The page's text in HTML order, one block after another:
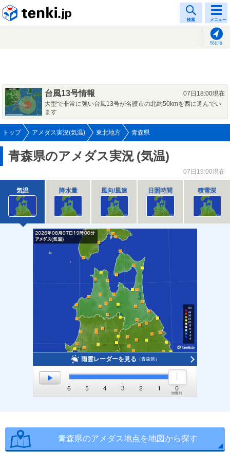
検索 メニュー
現在地
台風13号情報
07日18:00現在
大型で非常に強い台風13号が名護市の北約50kmを西に進んでい
ます
トップ アメダス実況(気温) 東北地方 青森県
青森県のアメダス実況 (気温)
07日19:00現在
気温 降水量 風向/風速 日照時間 積雪深
雨雲レーダーを見る （青森県）
青森県のアメダス地点を地図から探す